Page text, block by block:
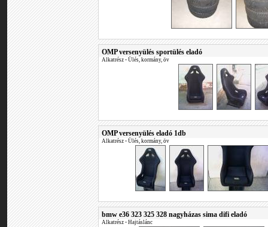
OMP versenyülés sportülés eladó
Alkatrész • Ülés, kormány, öv
OMP versenyülés eladó 1db
Alkatrész • Ülés, kormány, öv
bmw e36 323 325 328 nagyházas sima difi eladó
Alkatrész • Hajtáslánc